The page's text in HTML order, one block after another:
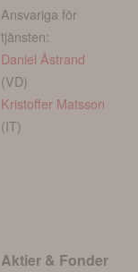
Ansvariga för
tjänsten:
Daniel Åstrand
(VD)
Kristoffer Matsson
(IT)
Aktier & Fonder